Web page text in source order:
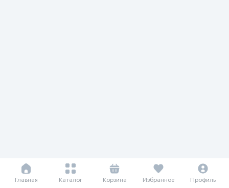
Главная Каталог Корзина Избранное Профиль